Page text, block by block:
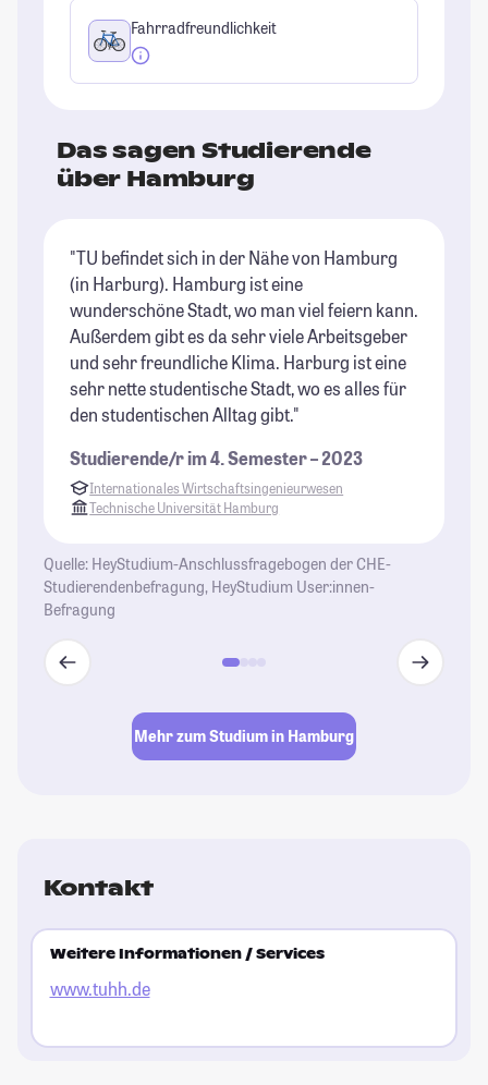
Fahrradfreundlichkeit
Das sagen Studierende
über Hamburg
"TU befindet sich in der Nähe von Hamburg
(in Harburg). Hamburg ist eine
wunderschöne Stadt, wo man viel feiern kann.
Außerdem gibt es da sehr viele Arbeitsgeber
und sehr freundliche Klima. Harburg ist eine
sehr nette studentische Stadt, wo es alles für
den studentischen Alltag gibt."
Studierende/r im 4. Semester – 2023
Internationales Wirtschaftsingenieurwesen
Technische Universität Hamburg
Quelle: HeyStudium-Anschlussfragebogen der CHE-
Studierendenbefragung, HeyStudium User:innen-
Befragung
Mehr zum Studium in Hamburg
Kontakt
Weitere Informationen / Services
www.tuhh.de